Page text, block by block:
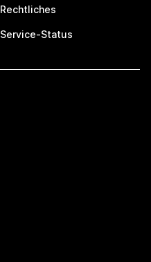
Rechtliches
Service-Status